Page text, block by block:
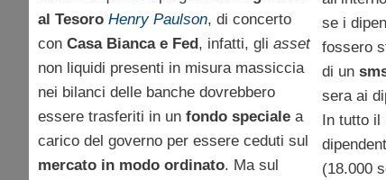
al Tesoro Henry Paulson, di concerto
con Casa Bianca e Fed , infatti, gli asset
non liquidi presenti in misura massiccia
nei bilanci delle banche dovrebbero
essere trasferiti in un fondo speciale a
carico del governo per essere ceduti sul
mercato in modo ordinato. Ma sul
se i
fossero
di un
sera ai
In tutto il
(18.000